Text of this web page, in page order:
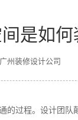
是如
州装修设计公司
过程。设计团